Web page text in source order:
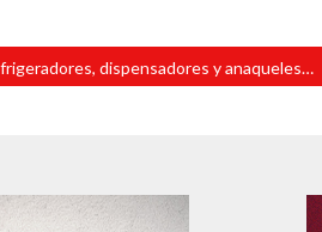
Retirarán refrigeradores, dispensadores y anaqueles de comida chatarra en escuelas públicas